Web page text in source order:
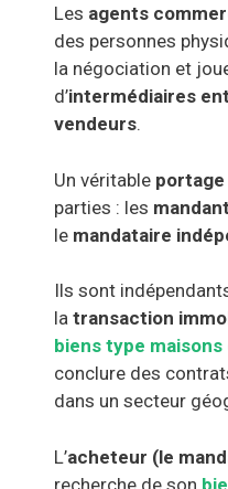
Les agents
des personnes
la négociation et
d’intermédiaires
vendeurs.
Un véritable portage
parties : les
le mandataire
Ils sont
latransaction
biens type
conclure des
dans un secteur
L’acheteur (le
recherche de son